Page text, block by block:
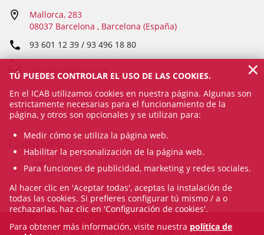
Mallorca, 283
08037 Barcelona , Barcelona (España)
93 601 12 39 / 93 496 18 80
Comparte
MAPA WEB ACCESIBILIDAD AVISO LEGAL
TÚ PUEDES CONTROLAR EL USO DE LAS COOKIES.
En el ICAB utilizamos cookies en nuestra página. Algunas son
estrictamente necesarias para el funcionamiento de la
página, y otros son opcionales y se utilizan para:
Medir cómo se utiliza la página web.
Habilitar la personalización de la página web.
Para funciones de publicidad, marketing y redes sociales.
Al hacer clic en 'Aceptar todas', aceptas la instalación de
todas las cookies. Si prefieres configurar tú mismo / a o
rechazarlas, haz clic en 'Configuración de cookies'.
Para obtener más información, visite nuestra política de
×